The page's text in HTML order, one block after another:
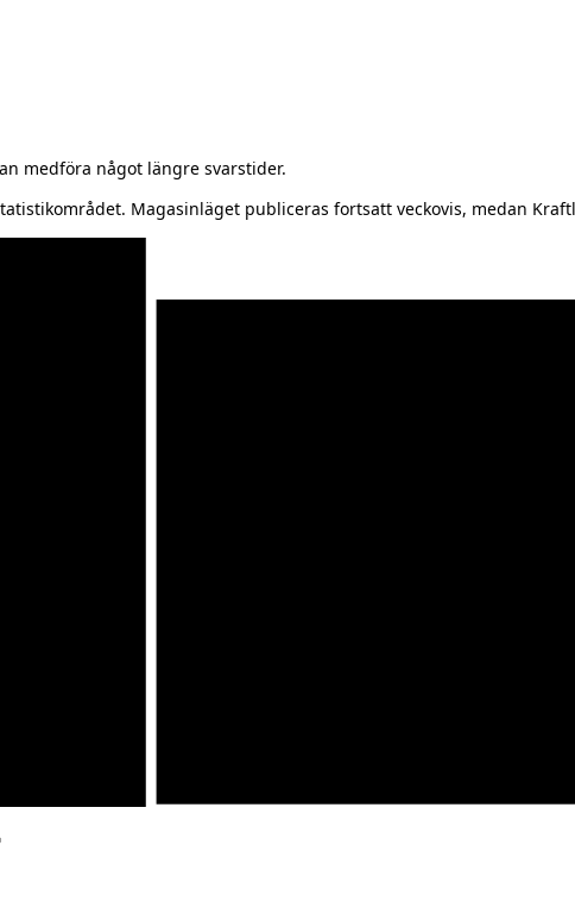
medföra något längre svarstider.
Magasinläget publiceras fortsatt veckovis, medan